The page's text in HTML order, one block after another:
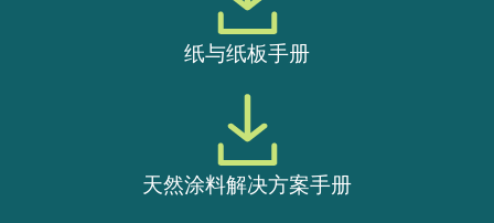
纸与纸板手册
天然涂料解决方案手册